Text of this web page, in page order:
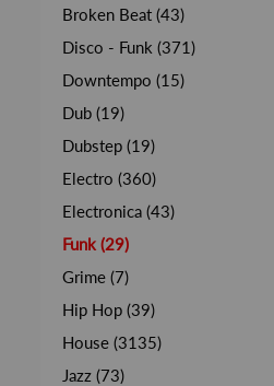
Broken Beat (43)
Disco - Funk (371)
Downtempo (15)
Dub (19)
Dubstep (19)
Electro (360)
Electronica (43)
Funk (29)
Grime (7)
Hip Hop (39)
House (3135)
Jazz (73)